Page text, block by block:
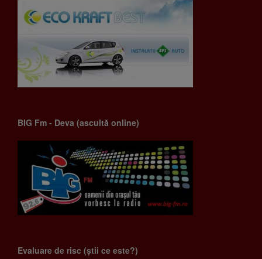
BIG Fm - Deva (ascultă online)
Evaluare de risc (știi ce este?)